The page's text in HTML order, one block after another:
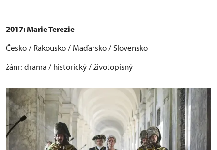
2017: Marie Terezie
Česko / Rakousko / Maďarsko / Slovensko
žánr: drama / historický / životopisný